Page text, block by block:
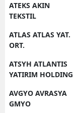
ATEKS AKIN
TEKSTIL
ATLAS ATLAS YAT.
ORT.
ATSYH ATLANTIS
YATIRIM HOLDING
AVGYO AVRASYA
GMYO